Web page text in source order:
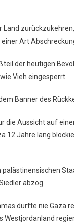
zurückzukehren,
Art
der heutigen
Vieh eingesperrt.
Banner des
Aussicht auf
12 Jahre lang
abzog.
durfte nie Gaza
Westjordanland